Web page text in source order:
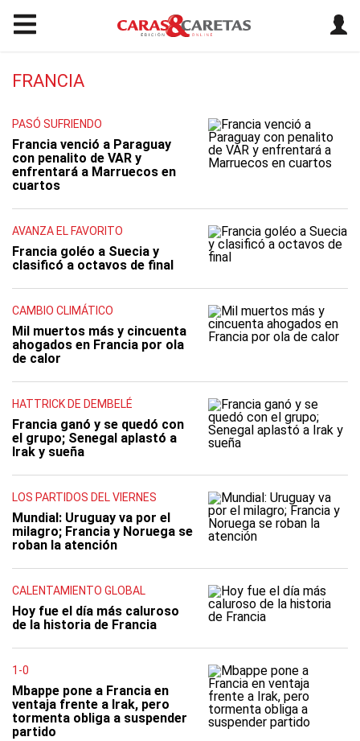
FRANCIA
PASÓ SUFRIENDO
Francia venció a Paraguay
con penalito de VAR y
enfrentará a Marruecos en
cuartos
AVANZA EL FAVORITO
Francia goléo a Suecia y
clasificó a octavos de final
CAMBIO CLIMÁTICO
Mil muertos más y cincuenta
ahogados en Francia por ola
de calor
HATTRICK DE DEMBELÉ
Francia ganó y se quedó con
el grupo; Senegal aplastó a
Irak y sueña
LOS PARTIDOS DEL VIERNES
Mundial: Uruguay va por el
milagro; Francia y Noruega se
roban la atención
CALENTAMIENTO GLOBAL
Hoy fue el día más caluroso
de la historia de Francia
1-0
Mbappe pone a Francia en
ventaja frente a Irak, pero
tormenta obliga a suspender
partido